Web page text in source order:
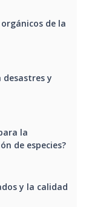
de la
desastres y
la
de especies?
y la calidad